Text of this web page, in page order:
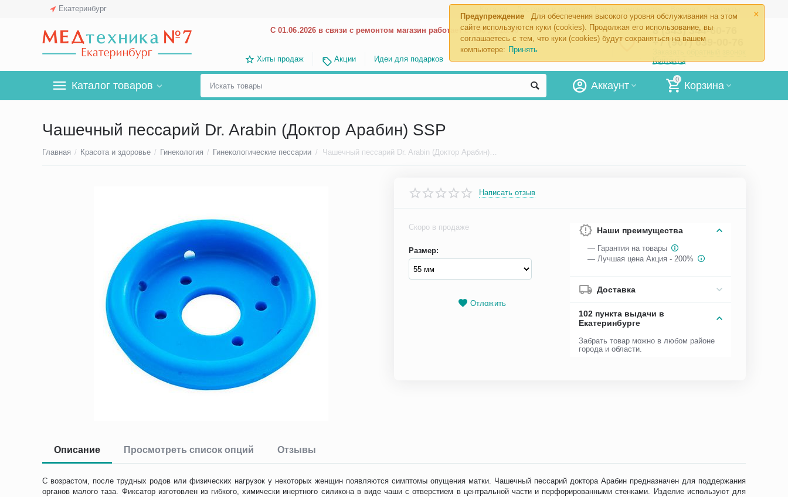
×
Предупреждение
Для обеспечения высокого уровня обслуживания на этом
сайте используются куки (cookies). Продолжая его использование, вы
соглашаетесь с тем, что куки (cookies) будут сохраняться на вашем
компьютере: Принять
Екатеринбург
С 01.06.2026 в связи с ремонтом магазин работает с 9.00 до 18.00
Хиты продаж Акции Идеи для подарков
8 (343) 344-60-76
+7 (967) 639-00-76
Контакты
Каталог товаров
0
Корзина
Аккаунт
Чашечный пессарий Dr. Arabin (Доктор Арабин) SSP
Главная / Красота и здоровье / Гинекология / Гинекологические пессарии / Чашечный пессарий Dr. Arabin (Доктор Арабин) SSP
Написать отзыв
Скоро в продаже
Размер:
Отложить
Наши преимущества
— Гарантия на товары
— Лучшая цена Акция - 200%
Доставка
102 пункта выдачи в
Екатеринбурге
Забрать товар можно в любом районе
города и области.
Описание Просмотреть список опций Отзывы
С возрастом, после трудных родов или физических нагрузок у некоторых женщин появляются симптомы опущения матки. Чашечный пессарий доктора Арабин предназначен для поддержания
органов малого таза. Фиксатор изготовлен из гибкого, химически инертного силикона в виде чаши с отверстием в центральной части и перфорированными стенками. Изделие используют для